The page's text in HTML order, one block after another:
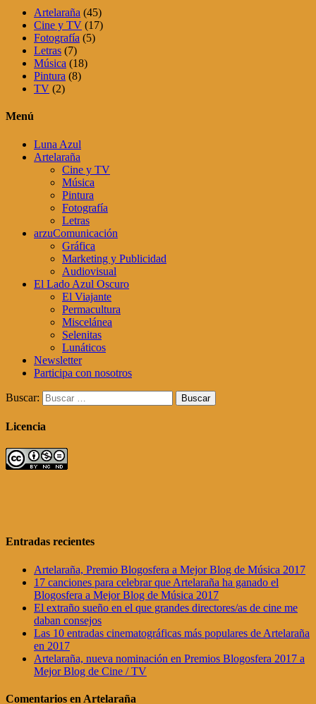
Artelaraña (45)
Cine y TV (17)
Fotografía (5)
Letras (7)
Música (18)
Pintura (8)
TV (2)
Menú
Luna Azul
Artelaraña
Cine y TV
Música
Pintura
Fotografía
Letras
arzuComunicación
Gráfica
Marketing y Publicidad
Audiovisual
El Lado Azul Oscuro
El Viajante
Permacultura
Miscelánea
Selenitas
Lunáticos
Newsletter
Participa con nosotros
Buscar:
Licencia
Entradas recientes
Artelaraña, Premio Blogosfera a Mejor Blog de Música 2017
17 canciones para celebrar que Artelaraña ha ganado el
Blogosfera a Mejor Blog de Música 2017
El extraño sueño en el que grandes directores/as de cine me
daban consejos
Las 10 entradas cinematográficas más populares de Artelaraña
en 2017
Artelaraña, nueva nominación en Premios Blogosfera 2017 a
Mejor Blog de Cine / TV
Comentarios en Artelaraña